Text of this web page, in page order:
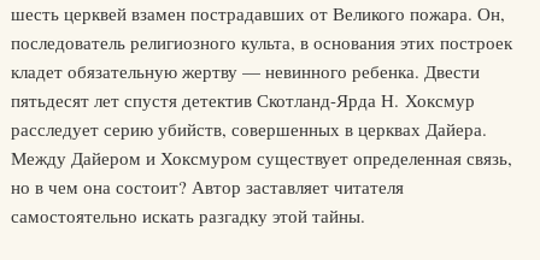
шесть церквей взамен пострадавших от Великого пожара. Он,
последователь религиозного культа, в основания этих построек
кладет обязательную жертву — невинного ребенка. Двести
пятьдесят лет спустя детектив Скотланд-Ярда Н. Хоксмур
расследует серию убийств, совершенных в церквах Дайера.
Между Дайером и Хоксмуром существует определенная связь,
но в чем она состоит? Автор заставляет читателя
самостоятельно искать разгадку этой тайны.